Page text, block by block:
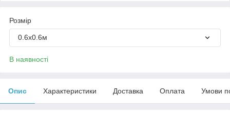
Розмір
0.6х0.6м
В наявності
Опис Характеристики Доставка Оплата Умови